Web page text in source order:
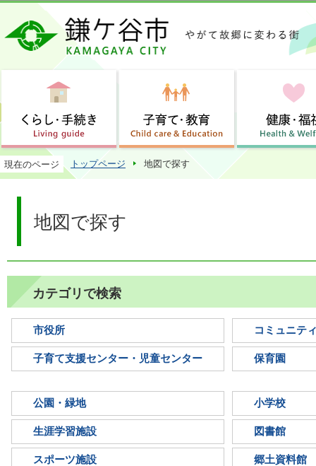
この
現在のページ トップページ 地図で探す
地図で探す
カテゴリで検索
市役所 コミュニテ
子育て支援センター・児童センター 保育園
公園・緑地 小学校
生涯学習施設 図書館
スポーツ施設 郷土資料館